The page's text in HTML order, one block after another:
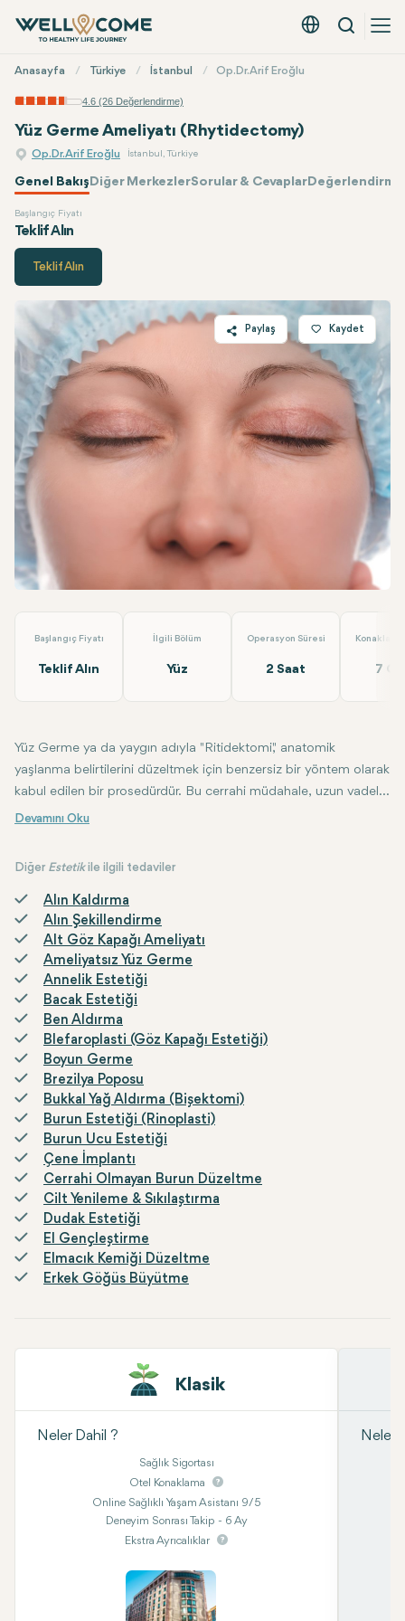
Türkçe - EUR
Arama
Menü
Anasayfa Türkiye İstanbul Op.Dr. Arif Eroğlu
4.6 (26 Değerlendirme)
Yüz Germe Ameliyatı (Rhytidectomy)
Op.Dr. Arif Eroğlu İstanbul, Türkiye
Genel BakışDiğer MerkezlerSorular & Cevaplar
Başlangıç Fiyatı
Teklif Alın
Op.Dr. Arif Eroğlu
Teklif Alın
Paylaş
Twitter
Facebook
Linkedin
WhatsApp
Kaydet
Başlangıç Fiyatı
Teklif Alın
İlgili Bölüm
Yüz
Operasyon Süresi
2 Saat 7
Yüz Germe ya da yaygın adıyla "Ritidektomi," anatomik
yaşlanma belirtilerini düzeltmek için benzersiz bir yöntem olarak
kabul edilen bir prosedürdür. Bu cerrahi müdahale, uzun vadeli
etkileriyle gençleşmiş bir yüz sunmayı hedefler.
Diğer Estetikile ilgili tedaviler
Alın Kaldırma
Alın Şekillendirme
Alt Göz Kapağı Ameliyatı
Ameliyatsız Yüz Germe
Annelik Estetiği
Bacak Estetiği
Ben Aldırma
Blefaroplasti (Göz Kapağı Estetiği)
Boyun Germe
Brezilya Poposu
Bukkal Yağ Aldırma (Bişektomi)
Burun Estetiği (Rinoplasti)
Burun Ucu Estetiği
Çene İmplantı
Cerrahi Olmayan Burun Düzeltme
Cilt Yenileme & Sıkılaştırma
Dudak Estetiği
El Gençleştirme
Elmacık Kemiği Düzeltme
Erkek Göğüs Büyütme
Klasik
Neler Dahil ?
Sağlık Sigortası
Otel Konaklama
Online Sağlıklı Yaşam Asistanı 9/5
Deneyim Sonrası Takip - 6 Ay
Ekstra Ayrıcalıklar
Neler